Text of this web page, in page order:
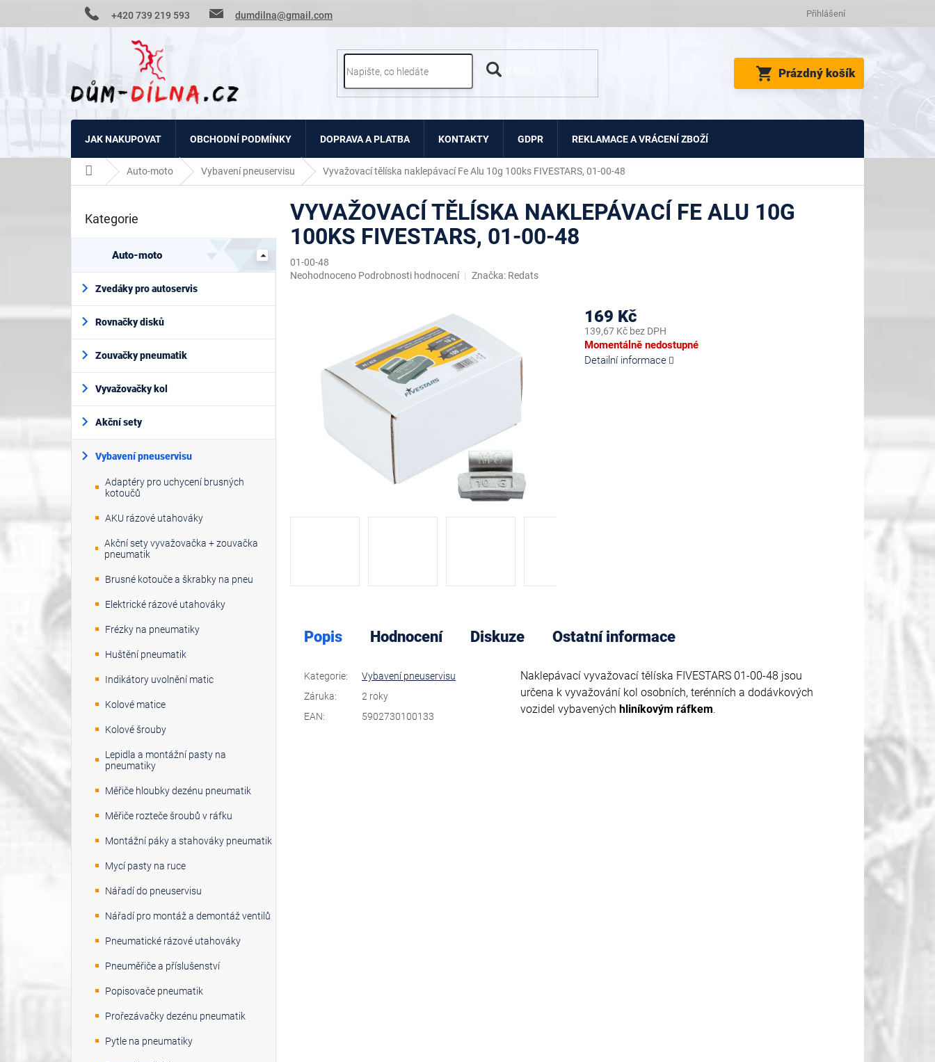
+420 739 219 593 dumdilna@gmail.com Přihlášení
NÁKUPNÍ
KOŠÍK
Prázdný košík
JAK NAKUPOVAT OBCHODNÍ PODMÍNKY DOPRAVA A PLATBA KONTAKTY GDPR REKLAMACE A VRÁCENÍ ZBOŽÍ
Domů Auto-moto Vybavení pneuservisu Vyvažovací tělíska naklepávací Fe Alu 10g 100ks FIVESTARS, 01-00-48
t
a
í
e
Přeskočit
Kategorie
Auto-moto
Zvedáky pro autoservis
Rovnačky disků
Zouvačky pneumatik
Vyvažovačky kol
Akční sety
Vybavení pneuservisu
Adaptéry pro uchycení brusných
kotoučů
AKU rázové utahováky
Akční sety vyvažovačka + zouvačka
pneumatik
Brusné kotouče a škrabky na pneu
Elektrické rázové utahováky
Frézky na pneumatiky
Huštění pneumatik
Indikátory uvolnění matic
Kolové matice
Kolové šrouby
Lepidla a montážní pasty na
pneumatiky
Měřiče hloubky dezénu pneumatik
Měřiče rozteče šroubů v ráfku
Montážní páky a stahováky pneumatik
Mycí pasty na ruce
Nářadí do pneuservisu
Nářadí pro montáž a demontáž ventilů
Pneumatické rázové utahováky
Pneuměřiče a příslušenství
Popisovače pneumatik
Prořezávačky dezénu pneumatik
Pytle na pneumatiky
VYVAŽOVACÍ TĚLÍSKA NAKLEPÁVACÍ FE ALU 10G
100KS FIVESTARS, 01-00-48
01-00-48
Průměrné
hvězdiček.
Neohodnoceno Podrobnosti hodnocení Značka: Redats
169 Kč
139,67 Kč bez DPH
Měrná
cena:
Momentálně nedostupné
Detailní informace
Popis Hodnocení Diskuze Ostatní informace
Naklepávací vyvažovací tělíska FIVESTARS 01-00-48 jsou
určena k vyvažování kol osobních, terénních a dodávkových
vozidel vybavených hliníkovým ráfkem.
Kategorie:
Vybavení pneuservisu
Záruka:
2 roky
EAN: 5902730100133